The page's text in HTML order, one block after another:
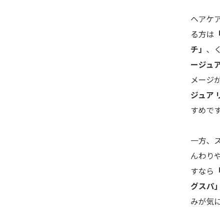
ヘアケ
る方は
チ」 、
ージュ
メージ
ジュア
すめで
一方、
んわり
すなら
グスパ
みが気